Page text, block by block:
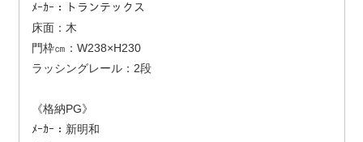
ﾒｰｶｰ：トランテックス
床面：木
門枠㎝：W238×H230
ラッシングレール：2段
《格納PG》
ﾒｰｶｰ：新明和